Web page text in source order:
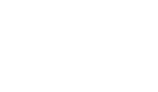
レビ ：毎週金曜 よる１